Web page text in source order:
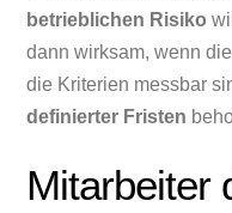
betrieblichen Risiko
dann wirksam, wenn
die Kriterien messbar
definierter Fristen
Mitarbeiter